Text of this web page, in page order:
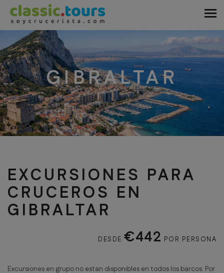
GIBRALTAR
EXCURSIONES PARA
CRUCEROS EN
GIBRALTAR
DESDE €442 POR PERSONA
Excursiones en grupo no estan disponibles en todos los barcos. Por